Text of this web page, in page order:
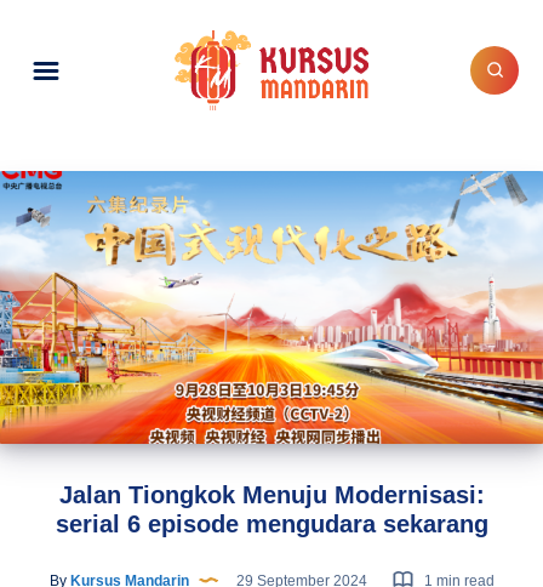
Jalan Tiongkok Menuju Modernisasi:
serial 6 episode mengudara sekarang
ByKursus Mandarin 29 September 2024
1 min read